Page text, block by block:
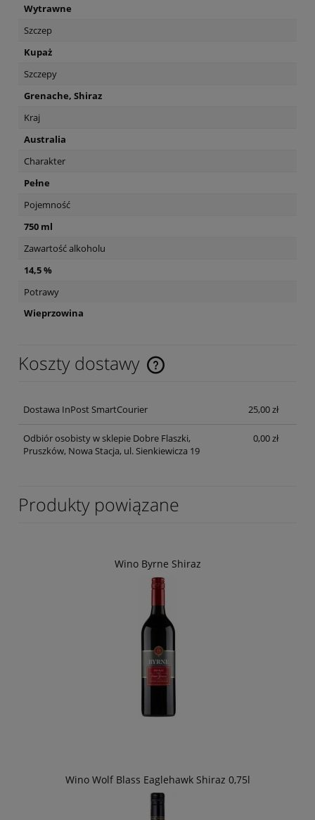
Wytrawne
Szczep
Kupaż
Szczepy
Grenache, Shiraz
Kraj
Australia
Charakter
Pełne
Pojemność
750 ml
Zawartość alkoholu
14,5 %
Potrawy
Wieprzowina
Koszty dostawy
Cena nie zawiera ewentualnych kosztów płatności
Dostawa InPost SmartCourier 25,00 zł
Odbiór osobisty w sklepie Dobre Flaszki,
Pruszków, Nowa Stacja, ul. Sienkiewicza 19
0,00 zł
Produkty powiązane
Wino Byrne Shiraz
Wino Wolf Blass Eaglehawk Shiraz 0,75l